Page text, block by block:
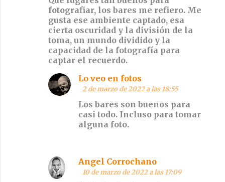
fotografiar, los bares me refiero. Me
gusta ese ambiente captado, esa
cierta oscuridad y la división de la
toma, un mundo dividido y la
capacidad de la fotografía para
captar el recuerdo.
Lo veo en fotos
2 de marzo de 2022 a las 18:55
Los bares son buenos para
casi todo. Incluso para tomar
alguna foto.
Angel Corrochano
10 de marzo de 2022 a las 17:09